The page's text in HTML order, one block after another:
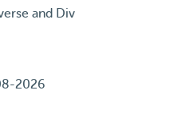
and Div
2026